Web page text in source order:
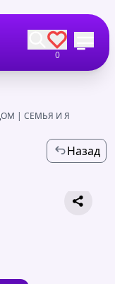
0
| СЕМЬЯ И Я
Назад